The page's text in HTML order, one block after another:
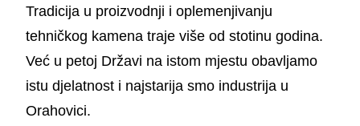
veličinom eksploatacijskog polja od 28 hektara.
Eksploatacijom kamena u cijelosti se
promijenila izvorna slika krajobraza šumovitih
padina planine Krndije u kojem dominira
srednjovjekovni grad Ružica. Iscrpljenjem
Tradicija u proizvodnji i oplemenjivanju
tehničkog kamena traje više od stotinu godina.
Već u petoj Državi na istom mjestu obavljamo
istu djelatnost i najstarija smo industrija u
Orahovici.